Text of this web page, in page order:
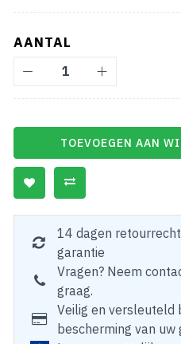
AANTAL
TOEVOEGEN AAN
14 dagen
garantie
Vragen? Neem
graag.
Veilig en versleuteld
bescherming van uw